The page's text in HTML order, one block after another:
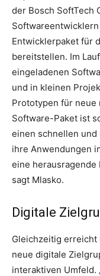
der Bosch SoftTech
Entwicklerpaket für
bereitstellen. Im
eingeladenen
und in kleinen
Prototypen für neue
Software-Paket ist
einen schnellen
ihre Anwendungen
eine herausragende
sagt Mlasko.
Digitale
Gleichzeitig erreicht
neue digitale
interaktiven Umfeld.